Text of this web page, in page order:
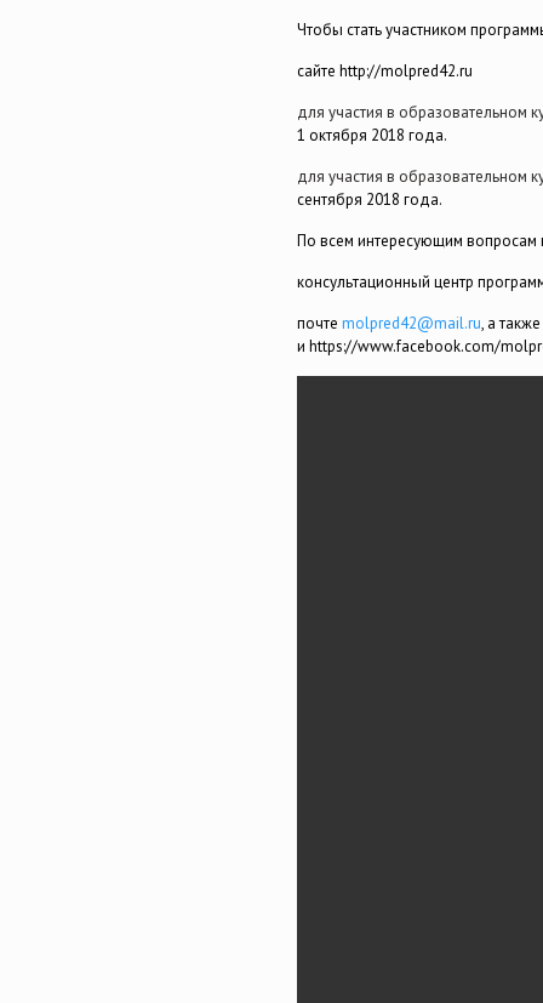
Чтобы стать участником
сайте http://molpred42.ru
для участия в образовательном
1 октября 2018 года.
для участия в образовательном
сентября 2018 года.
По всем интересующим
консультационный центр
почте molpred42@mail.ru, а
и https://www.facebook.com/